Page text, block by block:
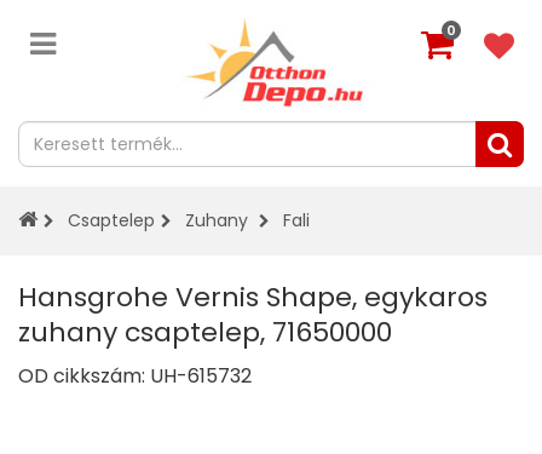
0
Csaptelep Zuhany Fali
Hansgrohe Vernis Shape, egykaros
zuhany csaptelep, 71650000
OD cikkszám: UH-615732